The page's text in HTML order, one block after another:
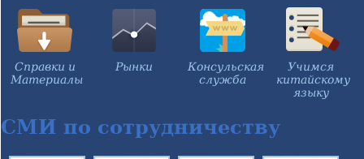
Справки и
Материалы
Рынки
Консульская
служба
Учимся
китайскому
языку
СМИ по сотрудничеству